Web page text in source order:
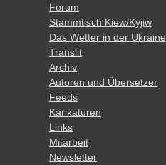
Forum
Stammtisch Kiew/Kyjiw
Das Wetter in der Ukraine
Translit
Archiv
Autoren und Übersetzer
Feeds
Karikaturen
Links
Mitarbeit
Newsletter